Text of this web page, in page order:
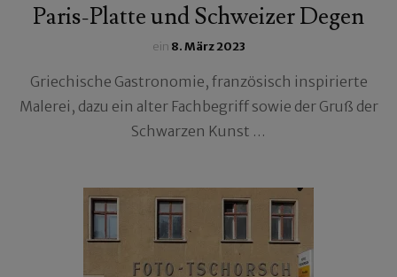
Paris-Platte und Schweizer Degen
ein 8. März 2023
Griechische Gastronomie, französisch inspirierte
Malerei, dazu ein alter Fachbegriff sowie der Gruß der
Schwarzen Kunst …